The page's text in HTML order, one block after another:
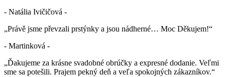
- Natália Ivičičová -
„Právě jsme převzali prstýnky a jsou nádherné… Moc Děkujem!“
- Martinková -
„Ďakujeme za krásne svadobné obrúčky a expresné dodanie. Veľmi
sme sa potešili. Prajem pekný deň a veľa spokojných zákazníkov.“